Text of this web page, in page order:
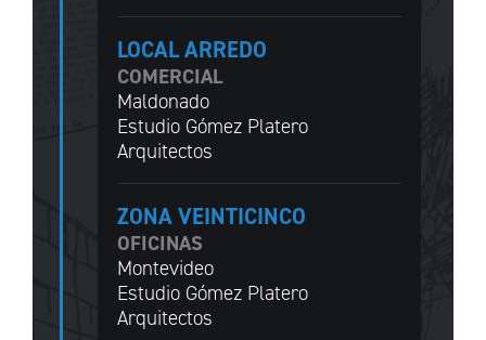
LOCAL ARREDO
COMERCIAL
Maldonado
Estudio Gómez Platero
Arquitectos
ZONA VEINTICINCO
OFICINAS
Montevideo
Estudio Gómez Platero
Arquitectos